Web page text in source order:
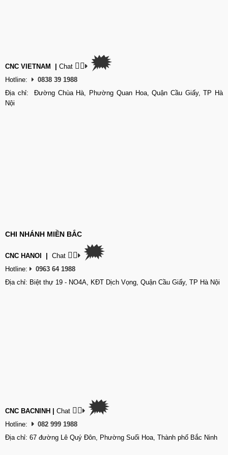
CNC VIETNAM Chat 👉🏽 🗯
Hotline:
0838 39 1988
Địa chỉ: Đường Chùa Hà, Phường Quan Hoa, Quận Cầu Giấy, TP Hà
Nội
CHI NHÁNH MIỀN BẮC
CNC HANOI Chat 👉🏽 🗯
Hotline:
0963 64 1988
Địa chỉ: Biệt thự 19 - NO4A, KĐT Dịch Vọng, Quận Cầu Giấy, TP Hà Nội
CNC BACNINH Chat 👉🏽 🗯
Hotline:
082 999 1988
Địa chỉ: 67 đường Lê Quý Đôn, Phường Suối Hoa, Thành phố Bắc Ninh